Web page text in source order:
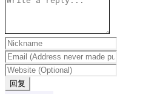
回复